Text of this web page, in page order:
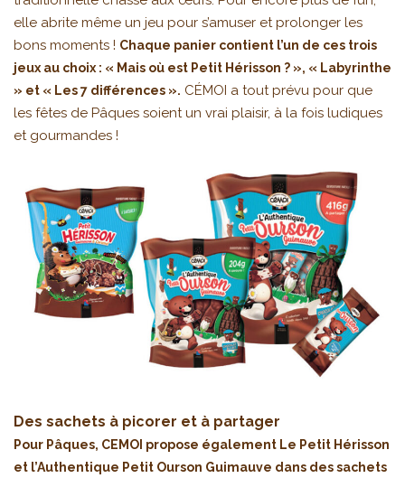
elle abrite même un jeu pour s’amuser et prolonger les
bons moments ! Chaque panier contient l’un de ces trois
jeux au choix : « Mais où est Petit Hérisson ? », « Labyrinthe
» et « Les 7 différences ». CÉMOI a tout prévu pour que
les fêtes de Pâques soient un vrai plaisir, à la fois ludiques
et gourmandes !
Des sachets à picorer et à partager
Pour Pâques, CEMOI propose également Le Petit Hérisson
et l’Authentique Petit Ourson Guimauve dans des sachets